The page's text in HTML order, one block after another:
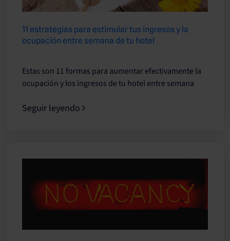
11 estrategias para estimular tus ingresos y la
ocupación entre semana de tu hotel
Estas son 11 formas para aumentar efectivamente la
ocupación y los ingresos de tu hotel entre semana
Seguir leyendo